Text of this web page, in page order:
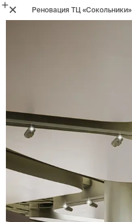
Реновация ТЦ «Сокольники»